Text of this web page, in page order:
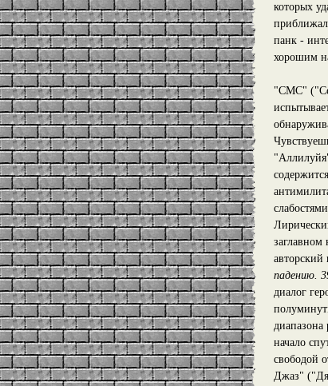
которых
панк -
хорошим
"СМС"
авторский
падению.
диалог
начало
свободой
Джаз"